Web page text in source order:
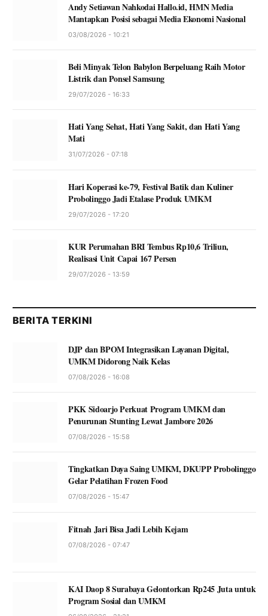
Andy Setiawan Nahkodai Hallo.id, HMN Media
Mantapkan Posisi sebagai Media Ekonomi Nasional
03/08/2026 - 10:21
Beli Minyak Telon Babylon Berpeluang Raih Motor
Listrik dan Ponsel Samsung
29/07/2026 - 16:33
Hati Yang Sehat, Hati Yang Sakit, dan Hati Yang
Mati
31/07/2026 - 07:18
Hari Koperasi ke-79, Festival Batik dan Kuliner
Probolinggo Jadi Etalase Produk UMKM
29/07/2026 - 17:20
KUR Perumahan BRI Tembus Rp10,6 Triliun,
Realisasi Unit Capai 167 Persen
29/07/2026 - 13:59
BERITA TERKINI
DJP dan BPOM Integrasikan Layanan Digital,
UMKM Didorong Naik Kelas
07/08/2026 - 16:08
PKK Sidoarjo Perkuat Program UMKM dan
Penurunan Stunting Lewat Jambore 2026
07/08/2026 - 15:58
Tingkatkan Daya Saing UMKM, DKUPP Probolinggo
Gelar Pelatihan Frozen Food
07/08/2026 - 15:47
Fitnah Jari Bisa Jadi Lebih Kejam
07/08/2026 - 07:47
KAI Daop 8 Surabaya Gelontorkan Rp245 Juta untuk
Program Sosial dan UMKM